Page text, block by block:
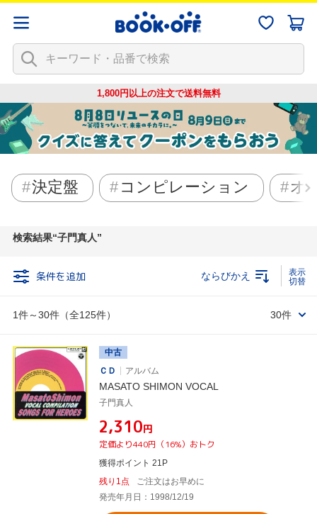
1,800円以上の注文で送料無料
決定盤 コンピレーション オ
検索結果 子門真人
条件を追加
1件～30件（全125件）
ならびかえ
30件
中古
ＣＤ
アルバム
MASATO SHIMON VOCAL
子門真人
¥2,310円
定価より440円（16%）おトク
獲得ポイント 21P
残り1点
ご注文はお早めに
発売年月日：1998/12/19